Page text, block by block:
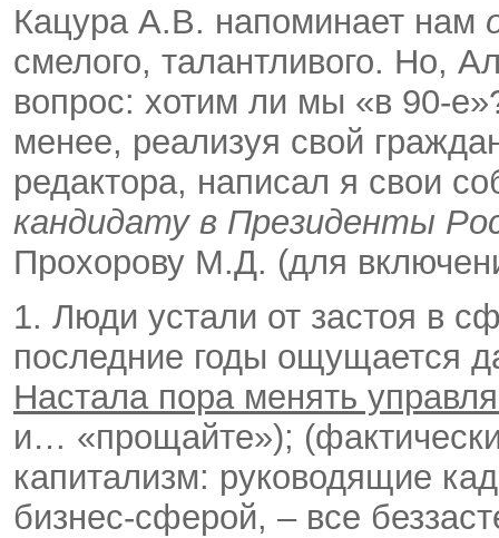
Кацура А.В. напоминает нам
смелого, талантливого. Но,
вопрос: хотим ли мы «в 90-
менее, реализуя свой
редактора, написал я свои
кандидату в Президенты
Прохорову М.Д. (для
1. Люди устали от застоя в
последние годы ощущается
Настала пора менять
и… «прощайте»);
капитализм: руководящие
бизнес-сферой, – все